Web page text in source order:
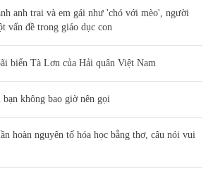
anh trai và em gái như 'chó với mèo', người
vấn đề trong giáo dục con
biển Tà Lơn của Hải quân Việt Nam
bạn không bao giờ nên gọi
hoàn nguyên tố hóa học bằng thơ, câu nói vui